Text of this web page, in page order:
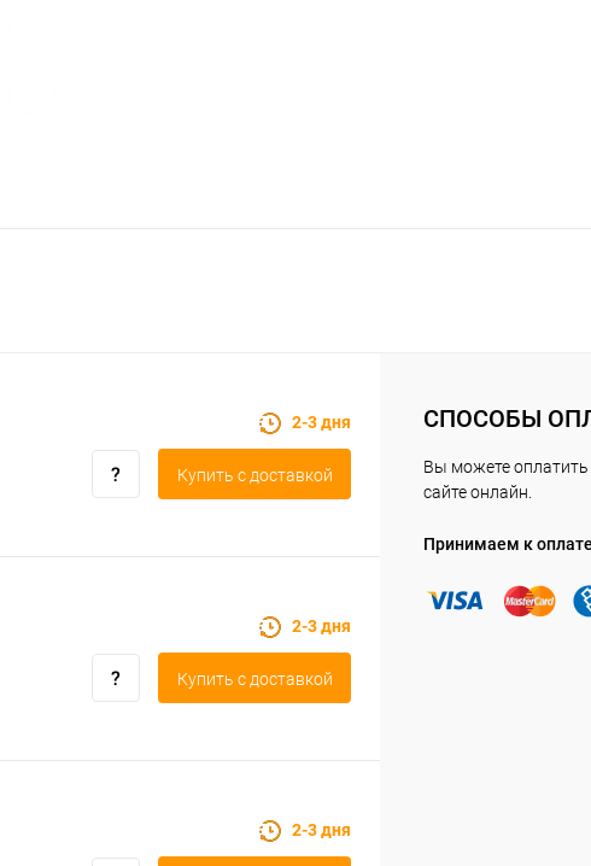
2-3 дня
Купить c доставкой
2-3 дня
Купить c доставкой
2-3 дня
СПОСОБЫ
Вы можете оплатить
сайте онлайн.
Принимаем к